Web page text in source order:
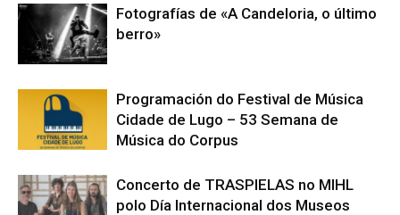
Fotografías de «A Candeloria, o último
berro»
Programación do Festival de Música
Cidade de Lugo – 53 Semana de
Música do Corpus
Concerto de TRASPIELAS no MIHL
polo Día Internacional dos Museos